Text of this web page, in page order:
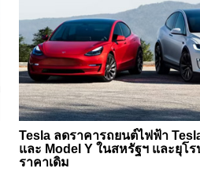
Tesla ลดราคารถยนต์ไฟฟ้า
และ Model Y ในสหรัฐฯ และยุโร
ราคาเดิม